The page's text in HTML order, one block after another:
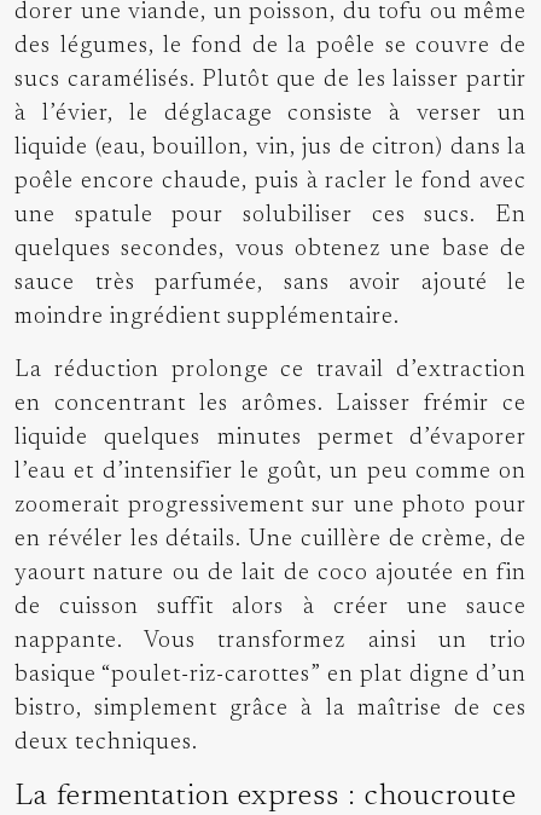
dorer une viande, un poisson, du tofu ou même
des légumes, le fond de la poêle se couvre de
sucs caramélisés. Plutôt que de les laisser partir
à l’évier, le déglacage consiste à verser un
liquide (eau, bouillon, vin, jus de citron) dans la
poêle encore chaude, puis à racler le fond avec
une spatule pour solubiliser ces sucs. En
quelques secondes, vous obtenez une base de
sauce très parfumée, sans avoir ajouté le
moindre ingrédient supplémentaire.
La réduction prolonge ce travail d’extraction
en concentrant les arômes. Laisser frémir ce
liquide quelques minutes permet d’évaporer
l’eau et d’intensifier le goût, un peu comme on
zoomerait progressivement sur une photo pour
en révéler les détails. Une cuillère de crème, de
yaourt nature ou de lait de coco ajoutée en fin
de cuisson suffit alors à créer une sauce
nappante. Vous transformez ainsi un trio
basique “poulet-riz-carottes” en plat digne d’un
bistro, simplement grâce à la maîtrise de ces
deux techniques.
La fermentation express : choucroute